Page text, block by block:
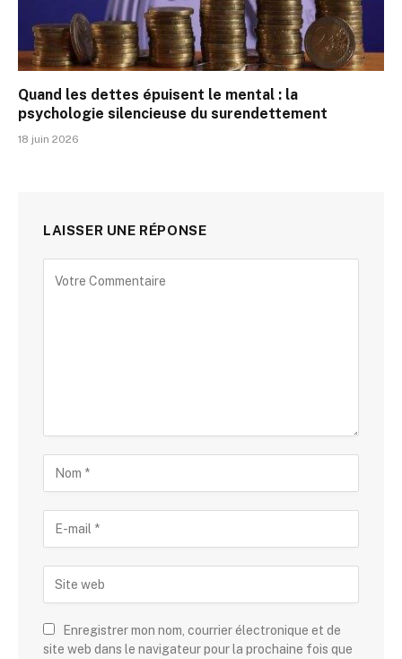
Quand les dettes épuisent le mental : la
psychologie silencieuse du surendettement
18 juin 2026
LAISSER UNE RÉPONSE
Enregistrer mon nom, courrier électronique et de
site web dans le navigateur pour la prochaine fois que